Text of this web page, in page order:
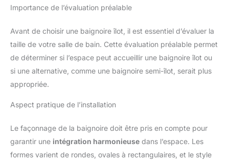
Importance de l’évaluation préalable
Avant de choisir une baignoire îlot, il est essentiel d’évaluer la
taille de votre salle de bain. Cette évaluation préalable permet
de déterminer si l’espace peut accueillir une baignoire îlot ou
si une alternative, comme une baignoire semi-îlot, serait plus
appropriée.
Aspect pratique de l’installation
Le façonnage de la baignoire doit être pris en compte pour
garantir une intégration harmonieuse dans l’espace. Les
formes varient de rondes, ovales à rectangulaires, et le style